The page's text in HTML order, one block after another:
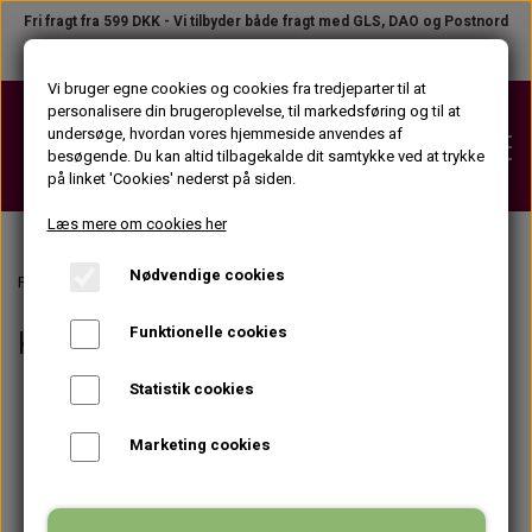
Fri fragt fra 599 DKK - Vi tilbyder både fragt med GLS, DAO og Postnord
VOKS
VOKSPATRONER (KROP)
VOKSPATRONER (ANSIGT)
VOKSDÅSER
STRIPS
STRIPS PÅ TILBUD
STRIPSRULLER
FØR VOKS PRODUKTER
EFTER VOKS PRODUKTER
VOKSPISTOLER
Forside Kontakt
Kontakt
Vi bruger egne cookies og cookies fra tredjeparter til at
personalisere din brugeroplevelse, til markedsføring og til at
undersøge, hvordan vores hjemmeside anvendes af
besøgende. Du kan altid tilbagekalde dit samtykke ved at trykke
på linket 'Cookies' nederst på siden.
Læs mere om cookies her
Nødvendige cookies
Funktionelle cookies
Statistik cookies
Marketing cookies